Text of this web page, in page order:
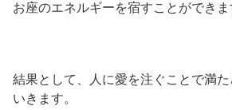
お座のエネルギーを宿すことができま
結果として、人に愛を注ぐことで満
いきます。